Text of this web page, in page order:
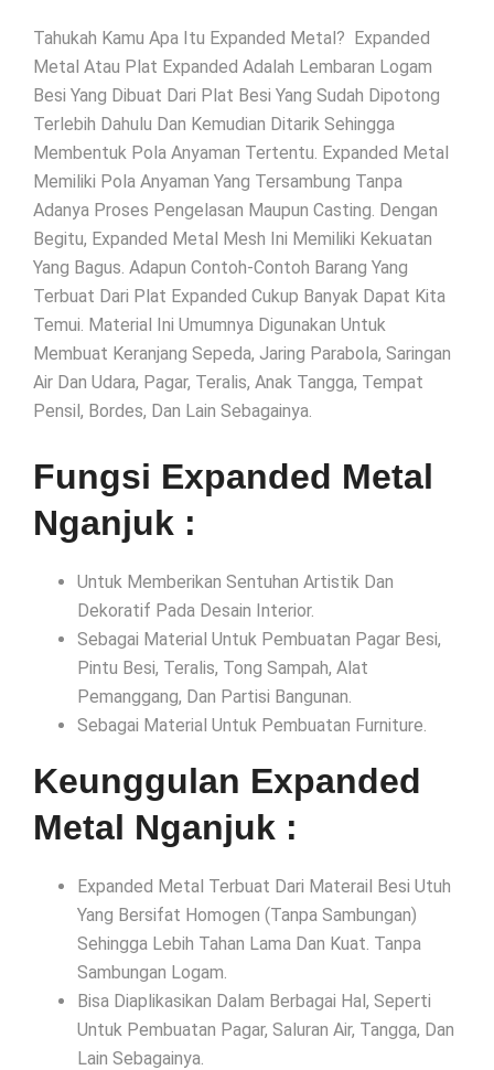
Tahukah Kamu Apa Itu Expanded Metal? Expanded
Metal Atau Plat Expanded Adalah Lembaran Logam
Besi Yang Dibuat Dari Plat Besi Yang Sudah Dipotong
Terlebih Dahulu Dan Kemudian Ditarik Sehingga
Membentuk Pola Anyaman Tertentu. Expanded Metal
Memiliki Pola Anyaman Yang Tersambung Tanpa
Adanya Proses Pengelasan Maupun Casting. Dengan
Begitu, Expanded Metal Mesh Ini Memiliki Kekuatan
Yang Bagus. Adapun Contoh-Contoh Barang Yang
Terbuat Dari Plat Expanded Cukup Banyak Dapat Kita
Temui. Material Ini Umumnya Digunakan Untuk
Membuat Keranjang Sepeda, Jaring Parabola, Saringan
Air Dan Udara, Pagar, Teralis, Anak Tangga, Tempat
Pensil, Bordes, Dan Lain Sebagainya.
Fungsi Expanded Metal
Nganjuk :
Untuk Memberikan Sentuhan Artistik Dan
Dekoratif Pada Desain Interior.
Sebagai Material Untuk Pembuatan Pagar Besi,
Pintu Besi, Teralis, Tong Sampah, Alat
Pemanggang, Dan Partisi Bangunan.
Sebagai Material Untuk Pembuatan Furniture.
Keunggulan Expanded
Metal Nganjuk :
Expanded Metal Terbuat Dari Materail Besi Utuh
Yang Bersifat Homogen (Tanpa Sambungan)
Sehingga Lebih Tahan Lama Dan Kuat. Tanpa
Sambungan Logam.
Bisa Diaplikasikan Dalam Berbagai Hal, Seperti
Untuk Pembuatan Pagar, Saluran Air, Tangga, Dan
Lain Sebagainya.